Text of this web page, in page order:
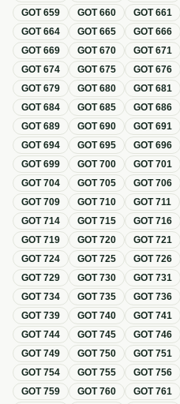
GOT659 GOT660 GOT661
GOT664 GOT665 GOT666
GOT669 GOT670 GOT671
GOT674 GOT675 GOT676
GOT679 GOT680 GOT681
GOT684 GOT685 GOT686
GOT689 GOT690 GOT691
GOT694 GOT695 GOT696
GOT699 GOT700 GOT701
GOT704 GOT705 GOT706
GOT709 GOT710 GOT711
GOT714 GOT715 GOT716
GOT719 GOT720 GOT721
GOT724 GOT725 GOT726
GOT729 GOT730 GOT731
GOT734 GOT735 GOT736
GOT739 GOT740 GOT741
GOT744 GOT745 GOT746
GOT749 GOT750 GOT751
GOT754 GOT755 GOT756
GOT759 GOT760 GOT761